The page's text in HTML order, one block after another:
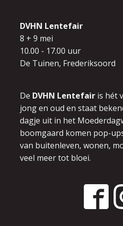
DVHN Lentefair
8 + 9 mei
10.00 - 17.00 uur
De Tuinen, Frederiksoord
De DVHN Lentefair is hét
jong en oud en staat
dagje uit in het
boomgaard komen pop-
van buitenleven, wonen,
veel meer tot bloei.